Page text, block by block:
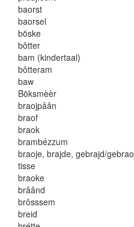
baorst
baorsel
böske
bôtter
bam (kindertaal)
bôtteram
baw
Böksmèèr
braojpâân
braof
braok
brambézzum
braoje, brajde, gebrajd/
tisse
braoke
brâând
brôsssem
breid